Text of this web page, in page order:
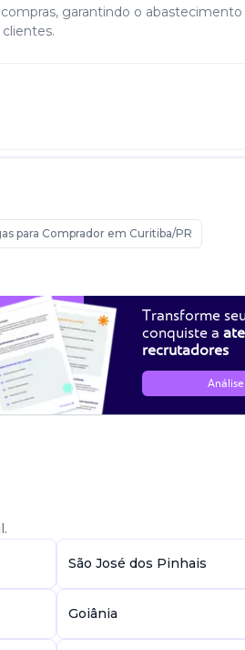
garantindo o
. Organização e
para Comprador em Curitiba/PR
Transforme
conquiste a
recrutadores
São José dos Pinhais
Goiânia